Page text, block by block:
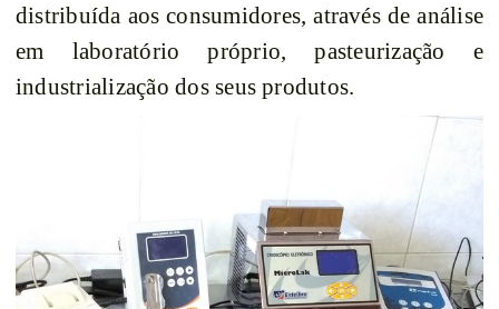
distribuída aos consumidores, através de análise
em laboratório próprio, pasteurização e
industrialização dos seus produtos.